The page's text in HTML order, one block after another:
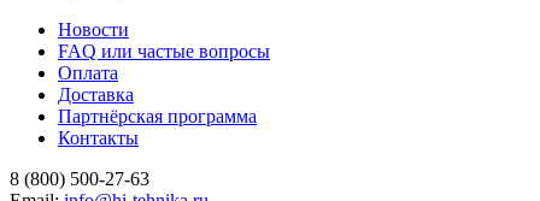
Новости
FAQ или частые вопросы
Оплата
Доставка
Партнёрская программа
Контакты
8 (800) 500-27-63